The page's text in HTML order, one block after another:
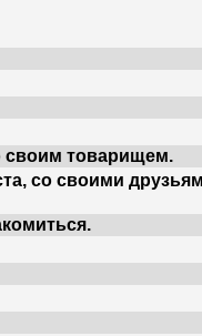
своим товарищем.
со своими